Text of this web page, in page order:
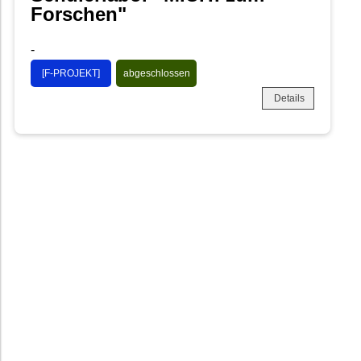
Forschen"
-
[F-PROJEKT] abgeschlossen
Details